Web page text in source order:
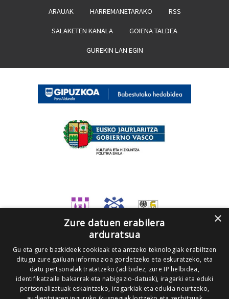
ARAUAK HARREMANETARAKO RSS
SALAKETEN KANALA GOIENA TALDEA
GUREKIN LAN EGIN
×
Zure datuen erabilera
arduratsua
Gu eta gure bazkideek cookieak eta antzeko teknologiak erabiltzen
ditugu zure gailuan informazioa gordetzeko eta eskuratzeko, eta
datu pertsonalak tratatzeko (adibidez, zure IP helbidea,
identifikatzaile bakarrak eta nabigazio-datuak), iragarki eta eduki
pertsonalizatuak eskaintzeko, iragarkiak eta edukia neurtzeko,